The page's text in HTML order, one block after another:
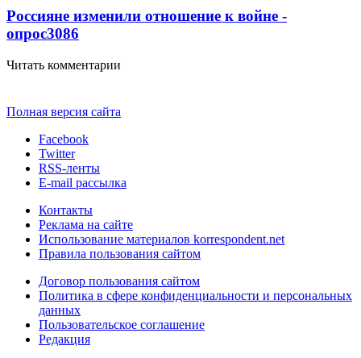
Россияне изменили отношение к войне -
опрос3086
Читать комментарии
Полная версия сайта
Facebook
Twitter
RSS-ленты
E-mail рассылка
Контакты
Реклама на сайте
Использование материалов korrespondent.net
Правила пользования сайтом
Договор пользования сайтом
Политика в сфере конфиденциальности и персональных
данных
Пользовательское соглашение
Редакция